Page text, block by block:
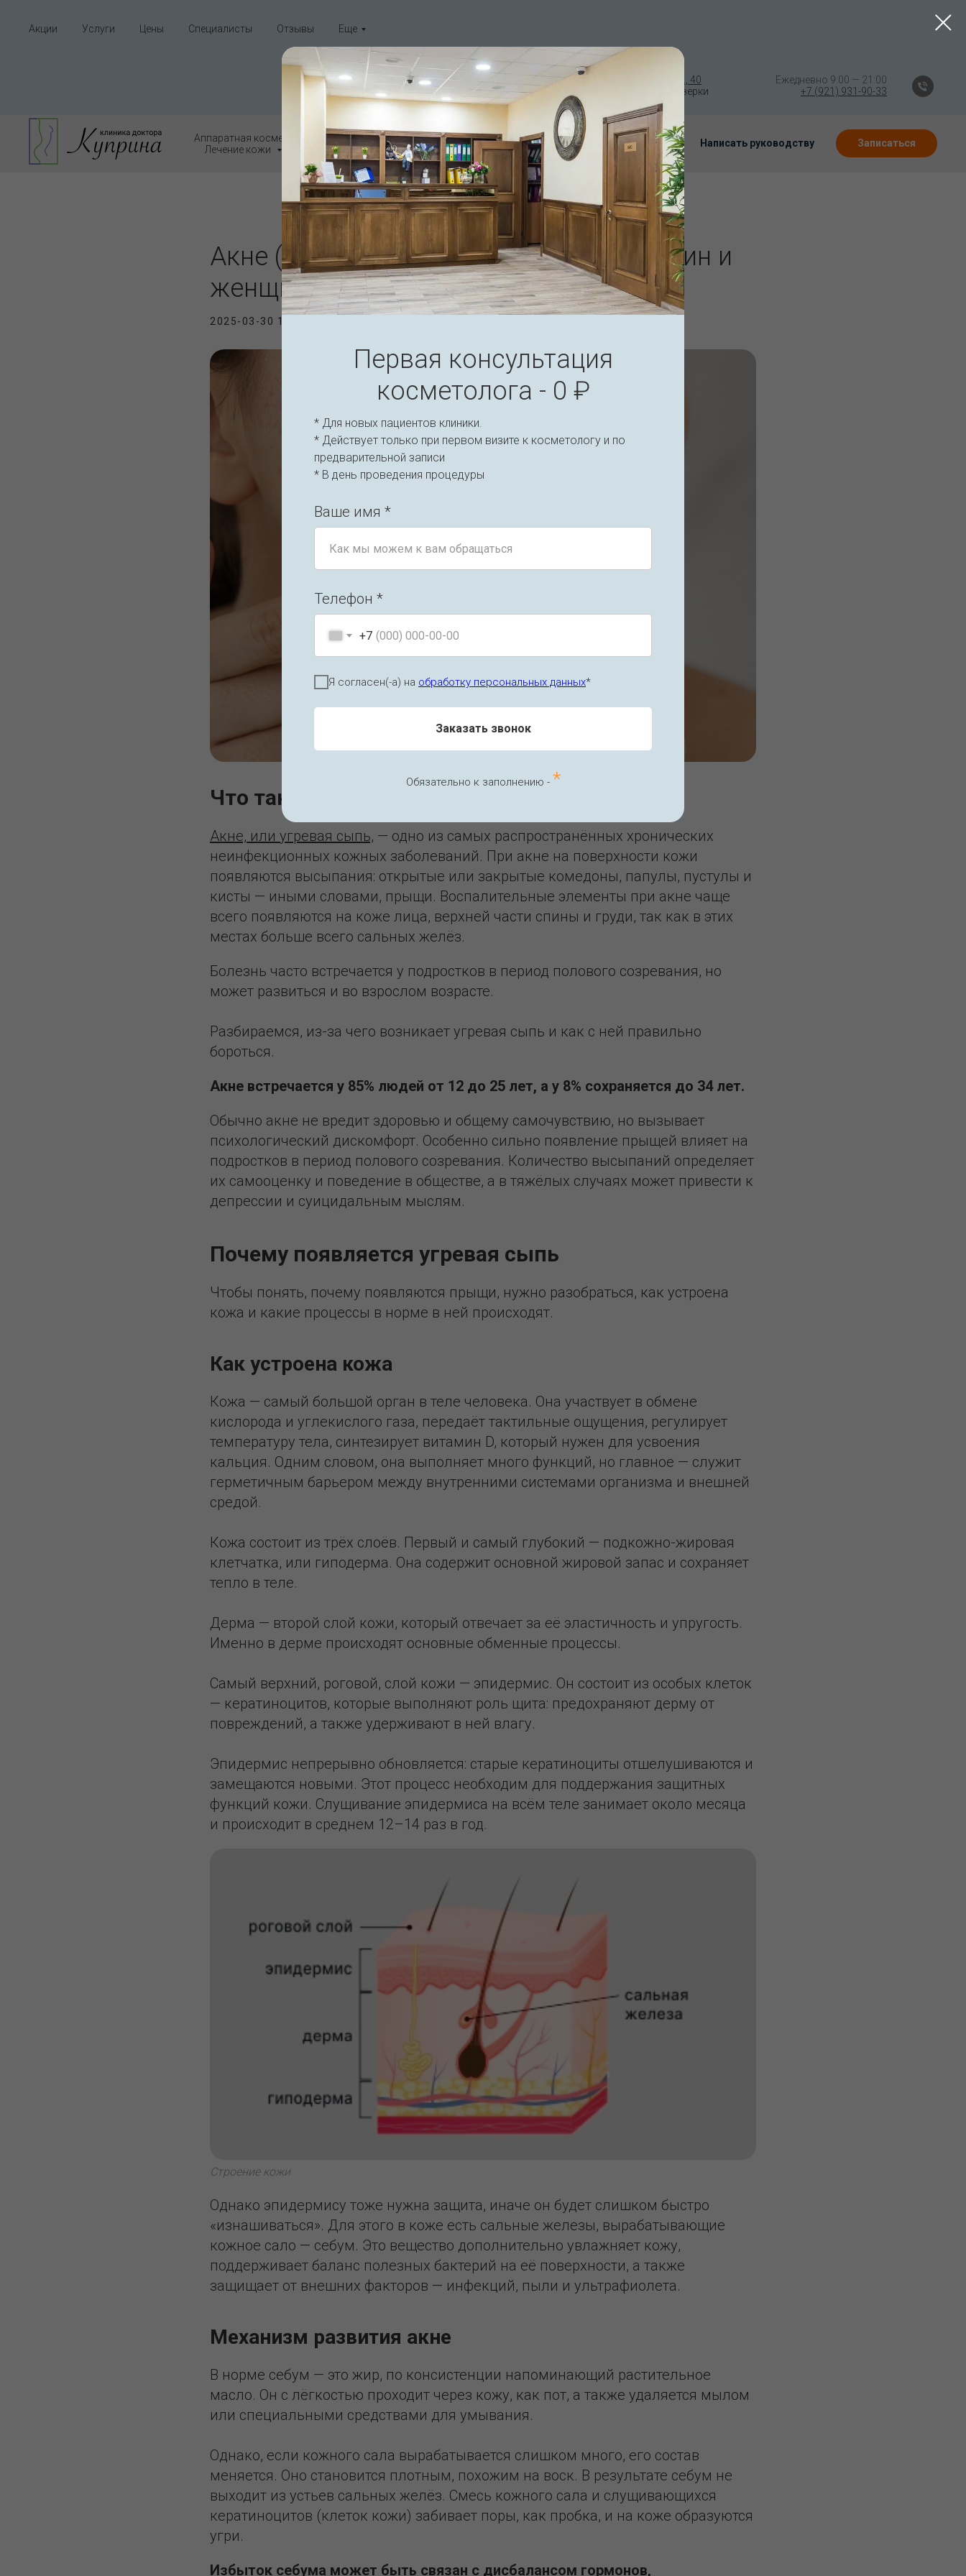
Акции Услуги Цены Специалисты Отзывы Еще
СПБ, ул.Выборгское ш., 40
Ежедневно 9:00 — 21:00
Ⓜ️ Озерки
+7 (921) 931-90-33
Аппаратная косметология Инъекционная косметология
Нитевой лифтинг
Лечение кожи
Направления
Написать руководству Записаться
Первая консультация
косметолога - 0 ₽
* Для новых пациентов клиники.
* Действует только при первом визите к косметологу и по
предварительной записи
* В день проведения процедуры
Ваше имя *
Телефон *
+7
Я согласен(-а) на обработку персональных данных*
Заказать звонок
Обязательно к заполнению - *
Акне (угри) - причины и лечение у мужчин и
женщин
2025-03-30 13:38
Что такое акне?
Акне, или угревая сыпь, — одно из самых распространённых хронических
неинфекционных кожных заболеваний. При акне на поверхности кожи
появляются высыпания: открытые или закрытые комедоны, папулы, пустулы и
кисты — иными словами, прыщи. Воспалительные элементы при акне чаще
всего появляются на коже лица, верхней части спины и груди, так как в этих
местах больше всего сальных желёз.
Болезнь часто встречается у подростков в период полового созревания, но
может развиться и во взрослом возрасте.
Разбираемся, из-за чего возникает угревая сыпь и как с ней правильно
бороться.
Акне встречается у 85% людей от 12 до 25 лет, а у 8% сохраняется до 34 лет.
Обычно акне не вредит здоровью и общему самочувствию, но вызывает
психологический дискомфорт. Особенно сильно появление прыщей влияет на
подростков в период полового созревания. Количество высыпаний определяет
их самооценку и поведение в обществе, а в тяжёлых случаях может привести к
депрессии и суицидальным мыслям.
Почему появляется угревая сыпь
Чтобы понять, почему появляются прыщи, нужно разобраться, как устроена
кожа и какие процессы в норме в ней происходят.
Как устроена кожа
Кожа — самый большой орган в теле человека. Она участвует в обмене
кислорода и углекислого газа, передаёт тактильные ощущения, регулирует
температуру тела, синтезирует витамин D, который нужен для усвоения
кальция. Одним словом, она выполняет много функций, но главное — служит
герметичным барьером между внутренними системами организма и внешней
средой.
Кожа состоит из трёх слоёв. Первый и самый глубокий — подкожно-жировая
клетчатка, или гиподерма. Она содержит основной жировой запас и сохраняет
тепло в теле.
Дерма — второй слой кожи, который отвечает за её эластичность и упругость.
Именно в дерме происходят основные обменные процессы.
Самый верхний, роговой, слой кожи — эпидермис. Он состоит из особых клеток
— кератиноцитов, которые выполняют роль щита: предохраняют дерму от
повреждений, а также удерживают в ней влагу.
Эпидермис непрерывно обновляется: старые кератиноциты отшелушиваются и
замещаются новыми. Этот процесс необходим для поддержания защитных
функций кожи. Слущивание эпидермиса на всём теле занимает около месяца
и происходит в среднем 12–14 раз в год.
Строение кожи
Однако эпидермису тоже нужна защита, иначе он будет слишком быстро
«изнашиваться». Для этого в коже есть сальные железы, вырабатывающие
кожное сало — себум. Это вещество дополнительно увлажняет кожу,
поддерживает баланс полезных бактерий на её поверхности, а также
защищает от внешних факторов — инфекций, пыли и ультрафиолета.
Механизм развития акне
В норме себум — это жир, по консистенции напоминающий растительное
масло. Он с лёгкостью проходит через кожу, как пот, а также удаляется мылом
или специальными средствами для умывания.
Однако, если кожного сала вырабатывается слишком много, его состав
меняется. Оно становится плотным, похожим на воск. В результате себум не
выходит из устьев сальных желёз. Смесь кожного сала и слущивающихся
кератиноцитов (клеток кожи) забивает поры, как пробка, и на коже образуются
угри.
Избыток себума может быть связан с дисбалансом гормонов,